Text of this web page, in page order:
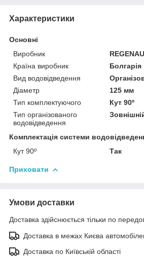
Характеристики
Основні
Виробник
REGENAU
Країна виробник
Болгарія
Вид водовідведення
Діаметр
125 мм
Тип комплектуючого
Кут 90º
Тип організованого
водовідведення
Комплектація системи
Кут 90º
Так
Приховати
Умови доставки
Доставка здійснюється тільки по
Доставка в межах Києва
Доставка по Київській області